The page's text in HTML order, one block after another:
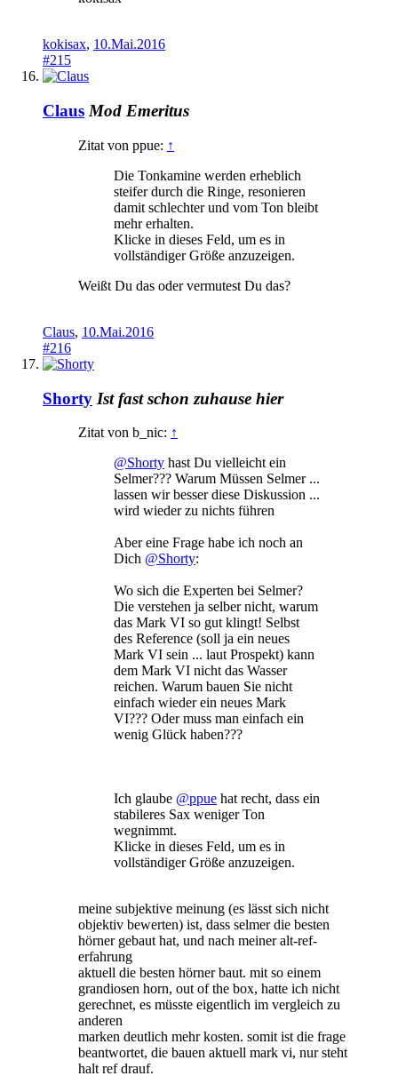
kokisax, 10.Mai.2016
#215
Claus Mod Emeritus
Zitat von ppue: ↑
Die Tonkamine werden erheblich
steifer durch die Ringe, resonieren
damit schlechter und vom Ton bleibt
mehr erhalten.
Klicke in dieses Feld, um es in
vollständiger Größe anzuzeigen.
Weißt Du das oder vermutest Du das?
Claus, 10.Mai.2016
#216
Shorty Ist fast schon zuhause hier
Zitat von b_nic: ↑
@Shorty hast Du vielleicht ein
Selmer??? Warum Müssen Selmer ...
lassen wir besser diese Diskussion ...
wird wieder zu nichts führen
Aber eine Frage habe ich noch an
Dich @Shorty:
Wo sich die Experten bei Selmer?
Die verstehen ja selber nicht, warum
das Mark VI so gut klingt! Selbst
des Reference (soll ja ein neues
Mark VI sein ... laut Prospekt) kann
dem Mark VI nicht das Wasser
reichen. Warum bauen Sie nicht
einfach wieder ein neues Mark
VI??? Oder muss man einfach ein
wenig Glück haben???
Ich glaube @ppue hat recht, dass ein
stabileres Sax weniger Ton
wegnimmt.
Klicke in dieses Feld, um es in
vollständiger Größe anzuzeigen.
meine subjektive meinung (es lässt sich nicht
objektiv bewerten) ist, dass selmer die besten
hörner gebaut hat, und nach meiner alt-ref-
erfahrung
aktuell die besten hörner baut. mit so einem
grandiosen horn, out of the box, hatte ich nicht
gerechnet, es müsste eigentlich im vergleich zu
anderen
marken deutlich mehr kosten. somit ist die frage
beantwortet, die bauen aktuell mark vi, nur steht
halt ref drauf.